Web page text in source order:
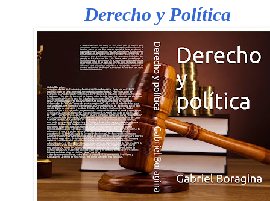
Derecho y Política